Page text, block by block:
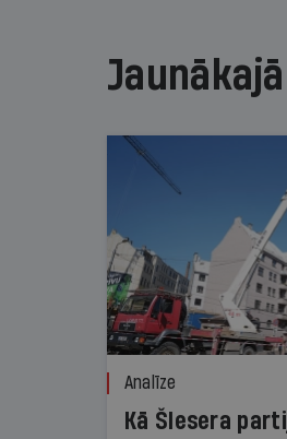
Analīze
Kā Šlesera